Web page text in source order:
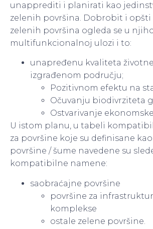
unapprediti i planirati kao
zelenih površina. Dobrobit i opšti
zelenih površina ogleda se u
multifunkcionalnoj ulozi i to:
unapređenu kvaliteta
izgrađenom području;
Pozitivnom efektu na
Očuvanju biodivrziteta
Ostvarivanje
U istom planu, u tabeli
za površine koje su definisane
površine / šume navedene su
kompatibilne namene:
saobraćajne površine
površine za
komplekse
ostale zelene površine.